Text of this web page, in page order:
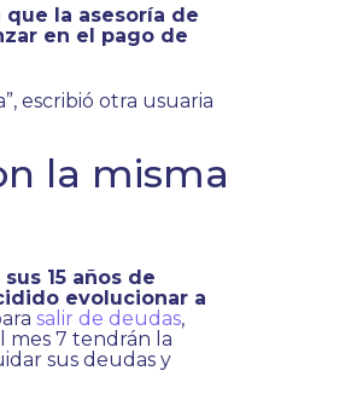
la asesoría de
en el pago de
escribió otra usuaria
la misma
sus 15 años de
evolucionar a
salir de deudas,
mes 7 tendrán la
sus deudas y